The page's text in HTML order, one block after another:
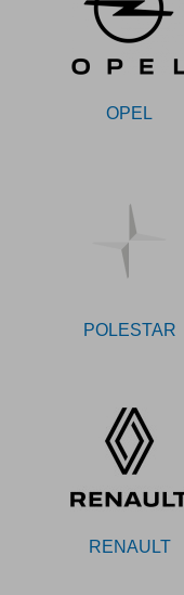
OPEL
POLESTAR
RENAULT